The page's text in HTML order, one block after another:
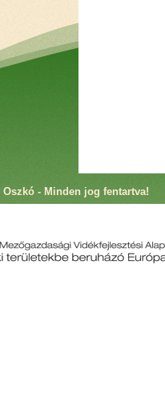
- Minden jog fentartva!